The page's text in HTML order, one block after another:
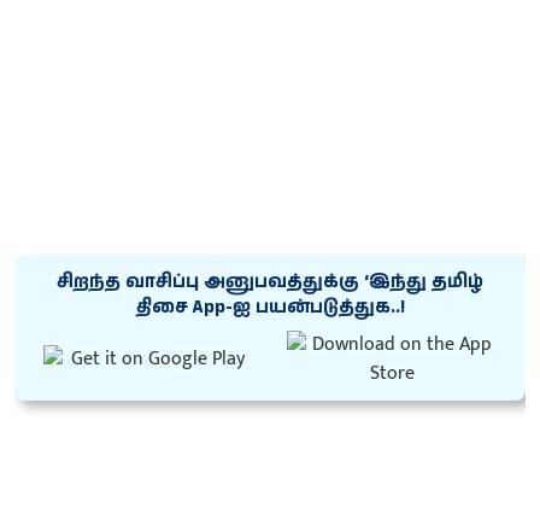
சிறந்த வாசிப்பு அனுபவத்துக்கு ‘இந்து தமிழ்
திசை App-ஐ பயன்படுத்துக..!